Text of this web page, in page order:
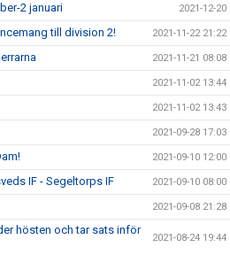
2 januari 2021-12-20
till division 2! 2021-11-22 21:22
2021-11-21 08:08
2021-11-02 13:44
2021-11-02 13:43
2021-09-28 17:03
2021-09-10 12:00
IF - Segeltorps IF 2021-09-10 08:00
2021-09-08 21:28
hösten och tar sats inför
2021-08-24 19:44